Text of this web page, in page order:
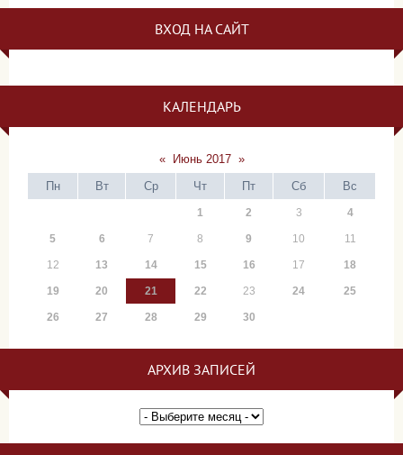
ВХОД НА САЙТ
КАЛЕНДАРЬ
« Июнь 2017 »
Пн
Вт Ср Чт Пт Сб Вс
1 2 3 4
5 6 7 8 9 10 11
12 13 14 15 16 17 18
19 20 21 22 23 24 25
26 27 28 29 30
АРХИВ ЗАПИСЕЙ